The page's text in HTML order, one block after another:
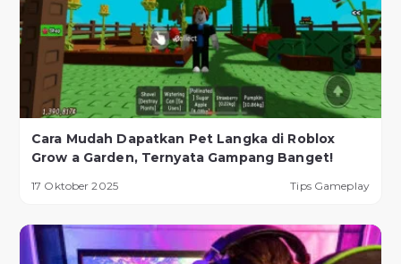
Cara Mudah Dapatkan Pet Langka di Roblox
Grow a Garden, Ternyata Gampang Banget!
17 Oktober 2025 Tips Gameplay